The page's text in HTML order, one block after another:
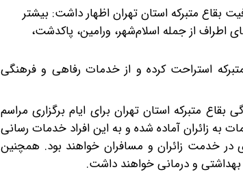
بقاع متبرکه استان تهران اظهار داشت: بیشتر
اطراف از جمله اسلام‌شهر، ورامین، پاکدشت،
متبرکه استراحت کرده و از خدمات رفاهی و فرهنگی
متبرکه استان تهران برای ایام برگزاری مراسم
برای ارائه خدمات به زائران آماده شده و به این افراد خدمات رسانی
در خدمت زائران و مسافران خواهند بود. همچنین
و درمانی خواهند داشت.